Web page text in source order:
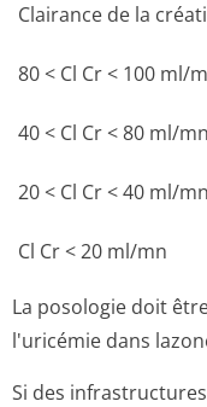
Clairance de la
80 < Cl Cr < 100 ml/
40 < Cl Cr < 80 ml/mn
20 < Cl Cr < 40 ml/mn
Cl Cr < 20 ml/mn
La posologie doit
l'uricémie dans
Si des